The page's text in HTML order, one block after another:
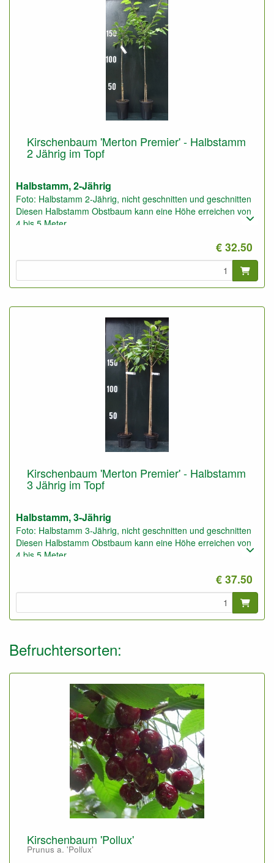
Kirschenbaum 'Merton Premier' - Halbstamm
2 Jährig im Topf
Halbstamm, 2-Jährig
Foto: Halbstamm 2-Jährig, nicht geschnitten und geschnitten
Diesen Halbstamm Obstbaum kann eine Höhe erreichen von
4 bis 5 Meter.
€ 32.50
Kirschenbaum 'Merton Premier' - Halbstamm
3 Jährig im Topf
Halbstamm, 3-Jährig
Foto: Halbstamm 3-Jährig, nicht geschnitten und geschnitten
Diesen Halbstamm Obstbaum kann eine Höhe erreichen von
4 bis 5 Meter.
€ 37.50
Befruchtersorten:
Kirschenbaum 'Pollux'
Prunus a. 'Pollux'